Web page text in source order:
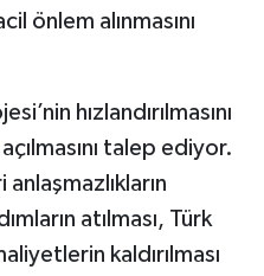
önlem alınmasını
hızlandırılmasını
talep ediyor.
atılması, Türk
kaldırılması